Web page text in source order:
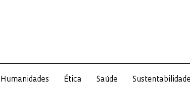
Humanidades Ética Saúde